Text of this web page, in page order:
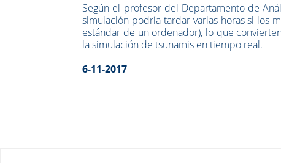
Según el profesor del Departamento de
simulación podría tardar varias horas si los
estándar de un ordenador), lo que
la simulación de tsunamis en tiempo real.
6-11-2017